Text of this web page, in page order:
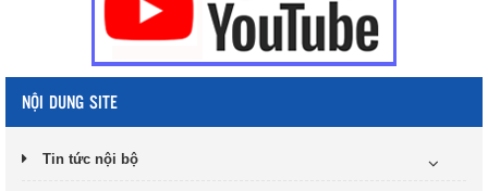
NỘI DUNG SITE
Tin tức nội bộ